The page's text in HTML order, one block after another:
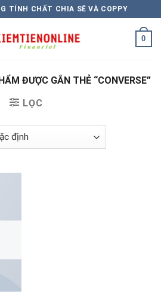
TÍNH CHẤT CHIA SẼ VÀ COPPY
0
ĐƯỢC GẮN THẺ “CONVERSE”
LỌC